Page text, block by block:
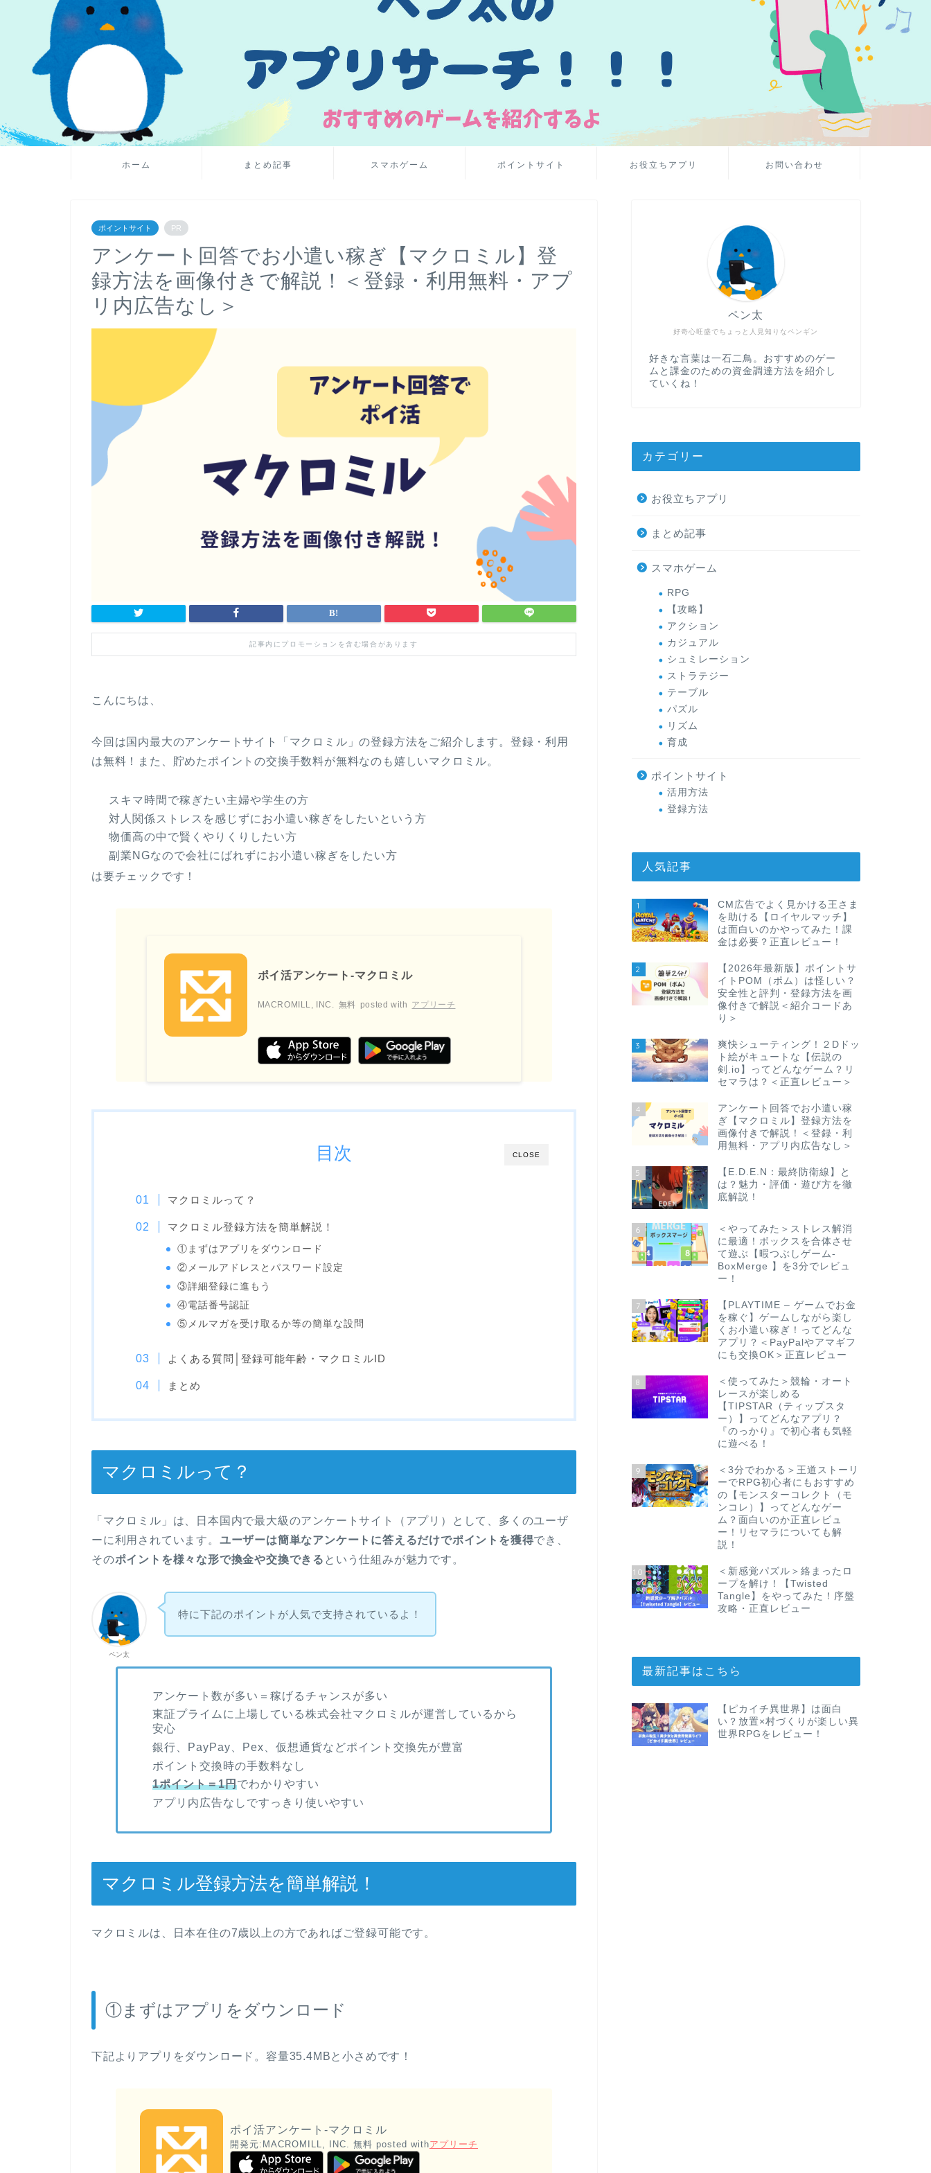
ホーム まとめ記事 スマホゲーム ポイントサイト お役立ちアプリ お問い合わせ
ポイントサイト PR
アンケート回答でお小遣い稼ぎ【マクロミル】登
録方法を画像付きで解説！＜登録・利用無料・アプ
リ内広告なし＞
記事内にプロモーションを含む場合があります
こんにちは、
今回は国内最大のアンケートサイト「マクロミル」の登録方法をご紹介します。登録・利用
は無料！また、貯めたポイントの交換手数料が無料なのも嬉しいマクロミル。
スキマ時間で稼ぎたい主婦や学生の方
対人関係ストレスを感じずにお小遣い稼ぎをしたいという方
物価高の中で賢くやりくりしたい方
副業NGなので会社にばれずにお小遣い稼ぎをしたい方
は要チェックです！
ポイ活アンケート-マクロミル
MACROMILL, INC. 無料 posted with アプリーチ
CLOSE
目次
マクロミルって？
マクロミル登録方法を簡単解説！
①まずはアプリをダウンロード
②メールアドレスとパスワード設定
③詳細登録に進もう
④電話番号認証
⑤メルマガを受け取るか等の簡単な設問
よくある質問│登録可能年齢・マクロミルID
まとめ
マクロミルって？
「マクロミル」は、日本国内で最大級のアンケートサイト（アプリ）として、多くのユーザ
ーに利用されています。 ユーザーは簡単なアンケートに答えるだけでポイントを獲得でき、
そのポイントを様々な形で換金や交換できる という仕組みが魅力です。
ペン太
特に下記のポイントが人気で支持されているよ！
アンケート数が多い＝稼げるチャンスが多い
東証プライムに上場している株式会社マクロミルが運営しているから
安心
銀行、PayPay、Pex、仮想通貨などポイント交換先が豊富
ポイント交換時の手数料なし
1ポイント＝1円でわかりやすい
アプリ内広告なしですっきり使いやすい
マクロミル登録方法を簡単解説！
マクロミルは、日本在住の7歳以上の方であればご登録可能です。
①まずはアプリをダウンロード
下記よりアプリをダウンロード。容量35.4MBと小さめです！
ポイ活アンケート-マクロミル
開発元: MACROMILL, INC. 無料 posted withアプリーチ
好奇心旺盛でちょっと人見知りなペンギン
ペン太
好きな言葉は一石二鳥。おすすめのゲー
ムと課金のための資金調達方法を紹介し
ていくね！
カテゴリー
お役立ちアプリ
まとめ記事
スマホゲーム
RPG
【攻略】
アクション
カジュアル
シュミレーション
ストラテジー
テーブル
パズル
リズム
育成
ポイントサイト
活用方法
登録方法
人気記事
1
CM広告でよく見かける王さま
を助ける【ロイヤルマッチ】
は面白いのかやってみた！課
金は必要？正直レビュー！
2
【2026年最新版】ポイントサ
イトPOM（ポム）は怪しい？
安全性と評判・登録方法を画
像付きで解説＜紹介コードあ
り＞
3
爽快シューティング！２Dドッ
ト絵がキュートな【伝説の
剣.io】ってどんなゲーム？リ
セマラは？＜正直レビュー＞
4
アンケート回答でお小遣い稼
ぎ【マクロミル】登録方法を
画像付きで解説！＜登録・利
用無料・アプリ内広告なし＞
5
【E.D.E.N：最終防衛線】と
は？魅力・評価・遊び方を徹
底解説！
6
＜やってみた＞ストレス解消
に最適！ボックスを合体させ
て遊ぶ【暇つぶしゲーム-
BoxMerge 】を3分でレビュ
ー！
7
【PLAYTIME – ゲームでお金
を稼ぐ】ゲームしながら楽し
くお小遣い稼ぎ！ってどんな
アプリ？＜PayPalやアマギフ
にも交換OK＞正直レビュー
8
＜使ってみた＞競輪・オート
レースが楽しめる
【TIPSTAR（ティップスタ
ー）】ってどんなアプリ？
『のっかり』で初心者も気軽
に遊べる！
9
＜3分でわかる＞王道ストーリ
ーでRPG初心者にもおすすめ
の【モンスターコレクト（モ
ンコレ）】ってどんなゲー
ム？面白いのか正直レビュ
ー！リセマラについても解
説！
10
＜新感覚パズル＞絡まったロ
ープを解け！【Twisted
Tangle】をやってみた！序盤
攻略・正直レビュー
最新記事はこちら
【ピカイチ異世界】は面白
い？放置×村づくりが楽しい異
世界RPGをレビュー！